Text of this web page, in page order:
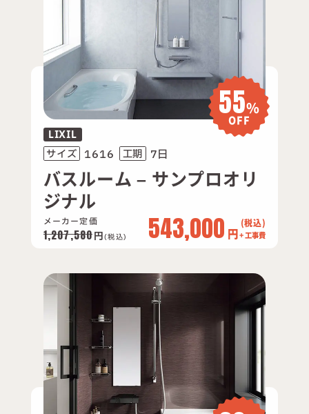
55%
OFF
LIXIL
サイズ 1616 工期 7日
バスルーム – サンプロオリ
ジナル
メーカー定価
1,207,580円(税込) 543,000 円+ 工事費